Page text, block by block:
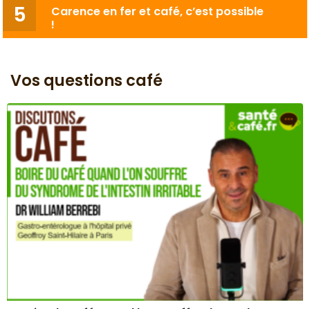
Carence en fer et café, c’est possible
!
Vos questions café